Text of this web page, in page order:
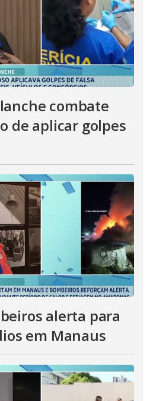
combate
de aplicar golpes
alerta para
em Manaus